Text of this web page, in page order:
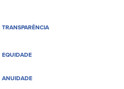
TRANSPARÊNCIA
EQUIDADE
ANUIDADE